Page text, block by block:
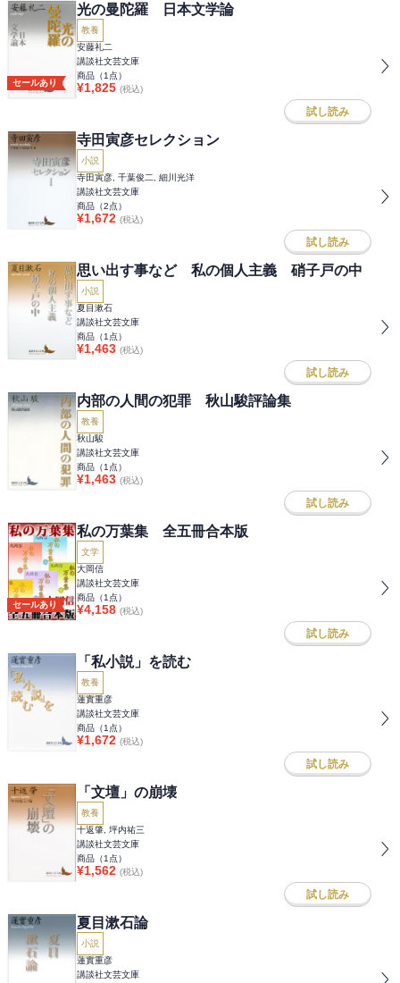
セールあり
光の曼陀羅 日本文学論
教養
安藤礼二
講談社文芸文庫
商品（1 点）
¥1,825 (税込)
試し読み
寺田寅彦セレクション
小説
寺田寅彦, 千葉俊二, 細川光洋
講談社文芸文庫
商品（2点）
¥1,672 (税込)
試し読み
思い出す事など 私の個人主義 硝子戸の中
小説
夏目漱石
講談社文芸文庫
商品（1 点）
¥1,463 (税込)
試し読み
内部の人間の犯罪 秋山駿評論集
教養
秋山駿
講談社文芸文庫
商品（1 点）
¥1,463 (税込)
試し読み
セールあり
私の万葉集 全五冊合本版
文学
大岡信
講談社文芸文庫
商品（1 点）
¥4,158 (税込)
試し読み
「私小説」を読む
教養
蓮實重彦
講談社文芸文庫
商品（1 点）
¥1,672 (税込)
試し読み
「文壇」の崩壊
教養
十返肇, 坪内祐三
講談社文芸文庫
商品（1 点）
¥1,562 (税込)
試し読み
夏目漱石論
小説
蓮實重彦
講談社文芸文庫